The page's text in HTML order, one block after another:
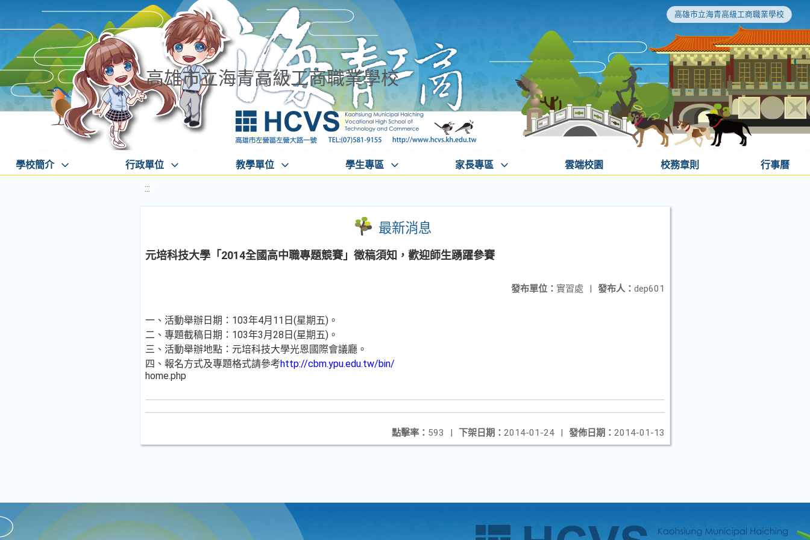
高雄市立海青高級工商職業學校
高雄市立海青高級工商職業學校
學校簡介 行政單位 教學單位 學生專區 家長專區 雲端校園 校務章則 行事曆
:::
最新消息
元培科技大學「2014全國高中職專題競賽」徵稿須知，歡迎師生踴躍參賽
發布人： dep601
發布單位： 實習處 |
一、活動舉辦日期：103年4月11日(星期五)。
二、專題截稿日期：103年3月28日(星期五)。
三、活動舉辦地點：元培科技大學光恩國際會議廳。
四、報名方式及專題格式請參考http://cbm.ypu.edu.tw/bin/
home.php
發佈日期： 2014-01-13
下架日期： 2014-01-24 |
點擊率： 593 |